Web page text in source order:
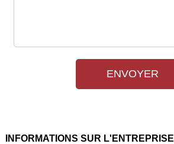
ENVOYER
INFORMATIONS SUR L'ENTREPRISE